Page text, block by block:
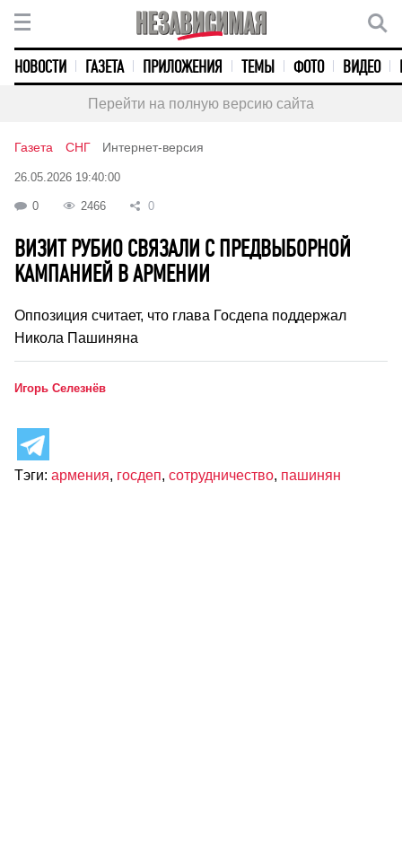
НОВОСТИ ГАЗЕТА ПРИЛОЖЕНИЯ ТЕМЫ ФОТО ВИДЕО
Перейти на полную версию сайта
Газета СНГ Интернет-версия
26.05.2026 19:40:00
0 2466 0
ВИЗИТ РУБИО СВЯЗАЛИ С ПРЕДВЫБОРНОЙ
КАМПАНИЕЙ В АРМЕНИИ
Оппозиция считает, что глава Госдепа поддержал
Никола Пашиняна
Игорь Селезнёв
Тэги: армения, госдеп, сотрудничество, пашинян